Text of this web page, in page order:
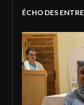
ÉCHO DES